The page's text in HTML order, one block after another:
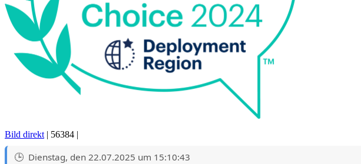
Bild direkt | 56384 |
Dienstag, den 22.07.2025 um 15:10:43